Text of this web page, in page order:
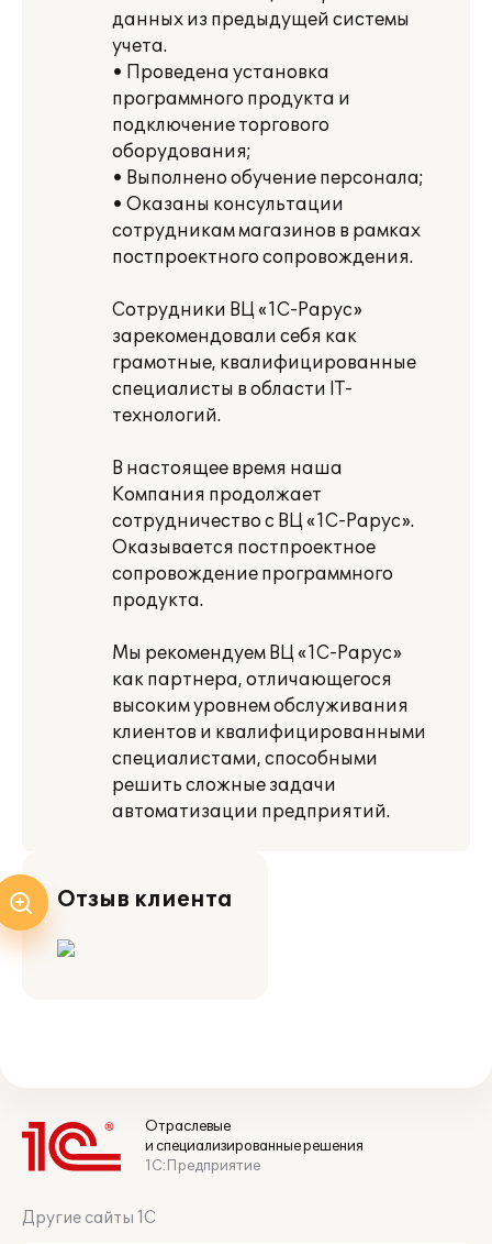
данных из предыдущей системы
учета.
• Проведена установка
программного продукта и
подключение торгового
оборудования;
• Выполнено обучение персонала;
• Оказаны консультации
сотрудникам магазинов в рамках
постпроектного сопровождения.
Сотрудники ВЦ «1С-Рарус»
зарекомендовали себя как
грамотные, квалифицированные
специалисты в области IT-
технологий.
В настоящее время наша
Компания продолжает
сотрудничество с ВЦ «1С-Рарус».
Оказывается постпроектное
сопровождение программного
продукта.
Мы рекомендуем ВЦ «1С-Рарус»
как партнера, отличающегося
высоким уровнем обслуживания
клиентов и квалифицированными
специалистами, способными
решить сложные задачи
автоматизации предприятий.
Отзыв клиента
Отраслевые
и специализированные решения
1С:Предприятие
Другие сайты 1С